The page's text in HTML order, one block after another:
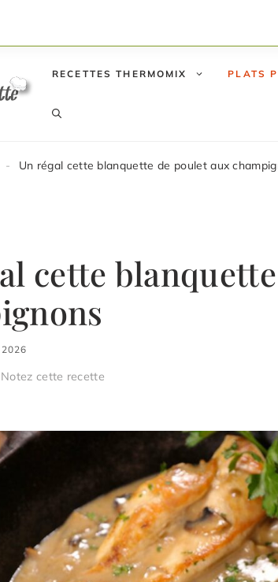
RECETTES THERMOMIX PLATS
- Un régal cette blanquette de poulet aux
cette
Notez cette recette